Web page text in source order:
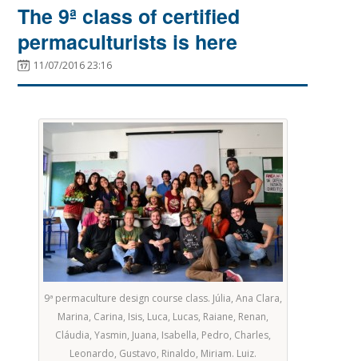
The 9ª class of certified
permaculturists is here
11/07/2016 23:16
9ª permaculture design course class. Júlia, Ana Clara,
Marina, Carina, Isis, Luca, Lucas, Raiane, Renan,
Cláudia, Yasmin, Juana, Isabella, Pedro, Charles,
Leonardo, Gustavo, Rinaldo, Miriam. Luiz.